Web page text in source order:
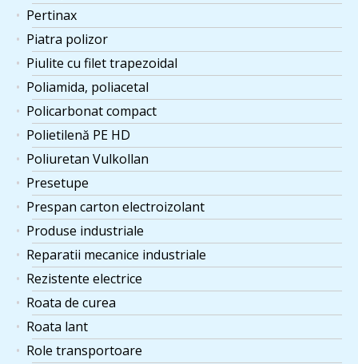
Pertinax
Piatra polizor
Piulite cu filet trapezoidal
Poliamida, poliacetal
Policarbonat compact
Polietilenă PE HD
Poliuretan Vulkollan
Presetupe
Prespan carton electroizolant
Produse industriale
Reparatii mecanice industriale
Rezistente electrice
Roata de curea
Roata lant
Role transportoare